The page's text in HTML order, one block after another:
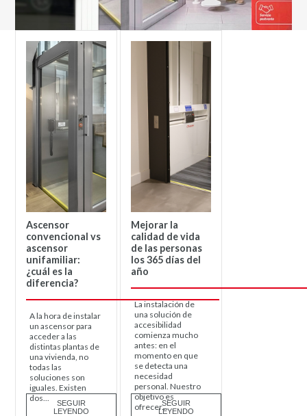
Ascensor
convencional vs
ascensor
unifamiliar:
¿cuál es la
diferencia?
A la hora de instalar
un ascensor para
acceder a las
distintas plantas de
una vivienda, no
todas las
soluciones son
iguales. Existen
dos...
SEGUIR
LEYENDO
Mejorar la
calidad de vida
de las personas
los 365 días del
año
La instalación de
una solución de
accesibilidad
comienza mucho
antes: en el
momento en que
se detecta una
necesidad
personal. Nuestro
objetivo es
ofrecer...SEGUIR
LEYENDO